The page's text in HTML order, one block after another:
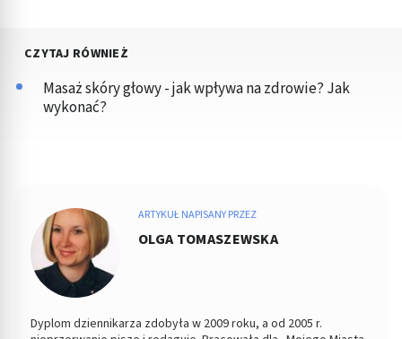
CZYTAJ RÓWNIEŻ
Masaż skóry głowy - jak wpływa na zdrowie? Jak
wykonać?
ARTYKUŁ NAPISANY PRZEZ
OLGA TOMASZEWSKA
Dyplom dziennikarza zdobyła w 2009 roku, a od 2005 r.